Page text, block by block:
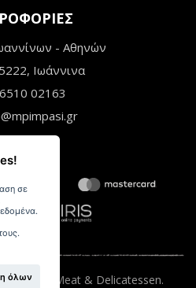
- Αθηνών
Ιωάννινα
02163
Premium Meat & Delicatessen.
σε
όλων